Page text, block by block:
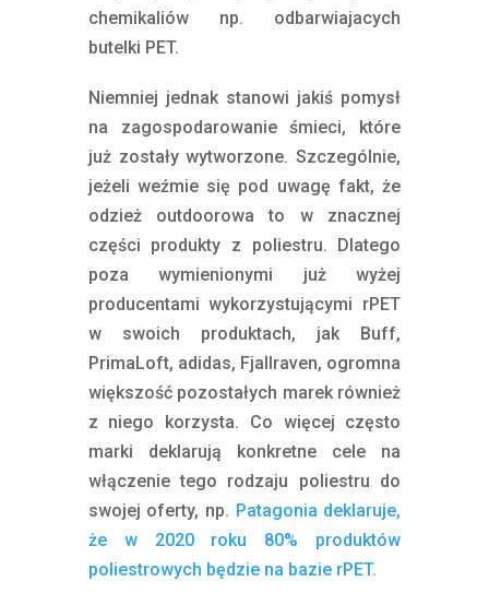
chemikaliów np. odbarwiajacych
butelki PET.
Niemniej jednak stanowi jakiś pomysł
na zagospodarowanie śmieci, które
już zostały wytworzone. Szczególnie,
jeżeli weźmie się pod uwagę fakt, że
odzież outdoorowa to w znacznej
części produkty z poliestru. Dlatego
poza wymienionymi już wyżej
producentami wykorzystującymi rPET
w swoich produktach, jak Buff,
PrimaLoft, adidas, Fjallraven, ogromna
większość pozostałych marek również
z niego korzysta. Co więcej często
marki deklarują konkretne cele na
włączenie tego rodzaju poliestru do
swojej oferty, np. Patagonia deklaruje,
że w 2020 roku 80% produktów
poliestrowych będzie na bazie rPET.